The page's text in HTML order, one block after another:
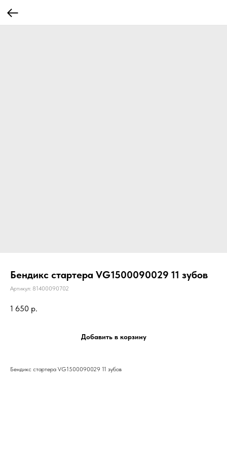
Бендикс стартера VG1500090029 11 зубов
Артикул: 81400090702
1 650 р.
Добавить в корзину
Бендикс стартера VG1500090029 11 зубов